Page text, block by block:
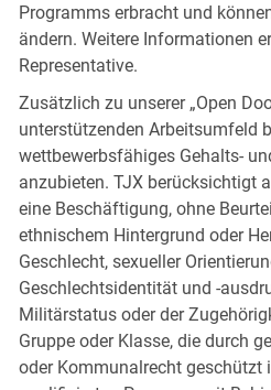
Programms erbracht und
ändern. Weitere Informationen
Representative.
Zusätzlich zu unserer „Open
unterstützenden Arbeitsumfeld
wettbewerbsfähiges Gehalts-
anzubieten. TJX berücksichtigt
eine Beschäftigung, ohne
ethnischem Hintergrund oder
Geschlecht, sexueller
Geschlechtsidentität und -
Militärstatus oder der
Gruppe oder Klasse, die durch
oder Kommunalrecht geschützt